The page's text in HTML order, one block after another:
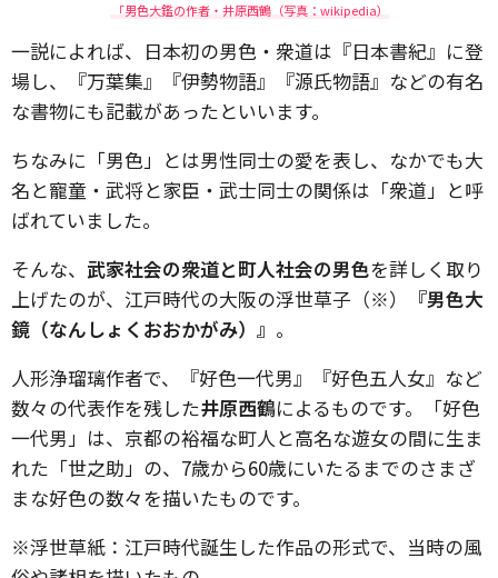
「男色大鑑の作者・井原西鶴（写真：wikipedia）
一説によれば、日本初の男色・衆道は『日本書紀』に登
場し、『万葉集』『伊勢物語』『源氏物語』などの有名
な書物にも記載があったといいます。
ちなみに「男色」とは男性同士の愛を表し、なかでも大
名と寵童・武将と家臣・武士同士の関係は「衆道」と呼
ばれていました。
そんな、 武家社会の衆道と町人社会の男色を詳しく取り
上げたのが、江戸時代の大阪の浮世草子（※）
『男色大
鏡（なんしょくおおかがみ）』 。
人形浄瑠璃作者で、『好色一代男』『好色五人女』など
数々の代表作を残した井原西鶴によるものです。「好色
一代男」は、京都の裕福な町人と高名な遊女の間に生ま
れた「世之助」の、7歳から60歳にいたるまでのさまざ
まな好色の数々を描いたものです。
※浮世草紙：江戸時代誕生した作品の形式で、当時の風